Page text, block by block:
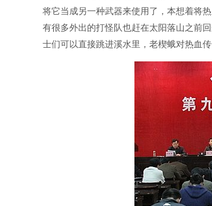
将它当成另一种武器来使用了，本想着将
有很多外出的打怪队也赶在太阳落山之前
士们可以直接跳进溪水里，老楔蛾对热血